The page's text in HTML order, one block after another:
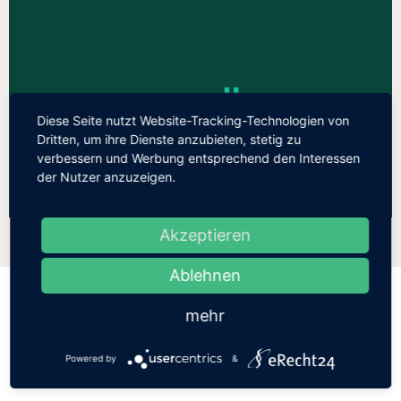
JUBILÄEN
ANLASS BEI UNS ZU FEIERN
Diese Seite nutzt Website-Tracking-Technologien von
Dritten, um ihre Dienste anzubieten, stetig zu
verbessern und Werbung entsprechend den Interessen
der Nutzer anzuzeigen.
Akzeptieren
Ablehnen
mehr
Powered by &